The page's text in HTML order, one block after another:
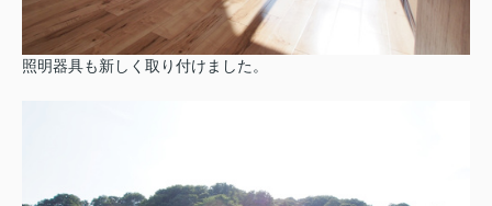
照明器具も新しく取り付けました。